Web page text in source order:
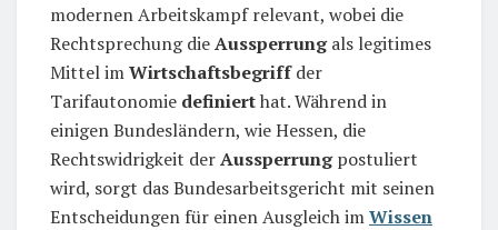
modernen Arbeitskampf relevant, wobei die
Rechtsprechung dieAussperrungals legitimes
Mittel imWirtschaftsbegriffder
Tarifautonomie definierthat. Während in
einigen Bundesländern, wie Hessen, die
Rechtswidrigkeit derAussperrungpostuliert
wird, sorgt das Bundesarbeitsgericht mit seinen
Entscheidungen für einen Ausgleich imWissen